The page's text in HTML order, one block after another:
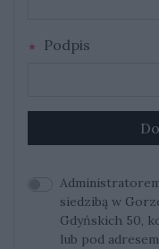
Podpis
siedzibą w
Gdyńskich 50,
lub pod